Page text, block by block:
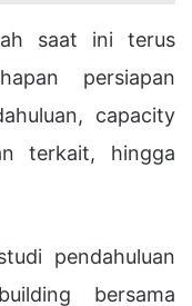
saat ini terus
persiapan
capacity
terkait, hingga
pendahuluan
bersama